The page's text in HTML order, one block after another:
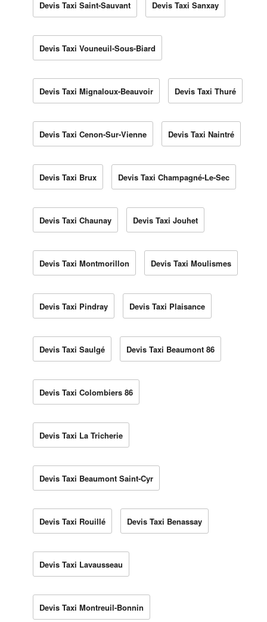
Devis Taxi Saint-Sauvant Devis Taxi Sanxay
Devis Taxi Vouneuil-Sous-Biard
Devis Taxi Mignaloux-Beauvoir Devis Taxi Thuré
Devis Taxi Cenon-Sur-Vienne Devis Taxi Naintré
Devis Taxi Brux Devis Taxi Champagné-Le-Sec
Devis Taxi Chaunay Devis Taxi Jouhet
Devis Taxi Montmorillon Devis Taxi Moulismes
Devis Taxi Pindray Devis Taxi Plaisance
Devis Taxi Saulgé Devis Taxi Beaumont 86
Devis Taxi Colombiers 86
Devis Taxi La Tricherie
Devis Taxi Beaumont Saint-Cyr
Devis Taxi Rouillé Devis Taxi Benassay
Devis Taxi Lavausseau
Devis Taxi Montreuil-Bonnin